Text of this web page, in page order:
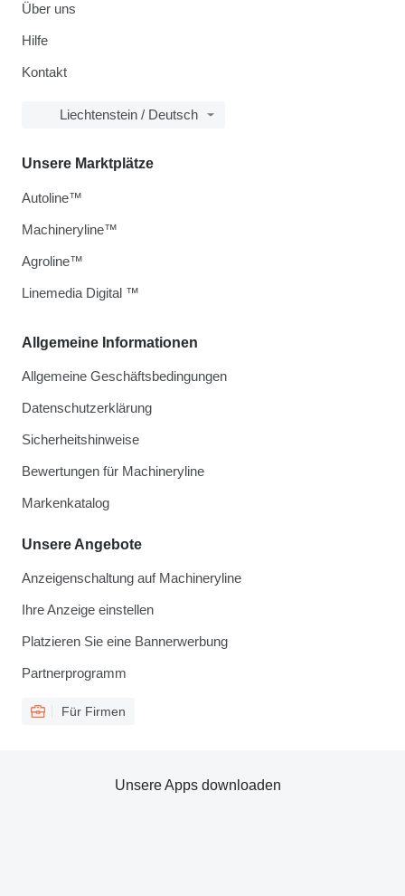
Über uns
Hilfe
Kontakt
Liechtenstein / Deutsch
Allgemeine Informationen
Allgemeine Geschäftsbedingungen
Datenschutzerklärung
Sicherheitshinweise
Bewertungen für Machineryline
Markenkatalog
Unsere Angebote
Anzeigenschaltung auf Machineryline
Ihre Anzeige einstellen
Platzieren Sie eine Bannerwerbung
Partnerprogramm
Für Firmen
Unsere Marktplätze
Autoline™
Machineryline™
Agroline™
Linemedia Digital ™
Unsere Apps downloaden